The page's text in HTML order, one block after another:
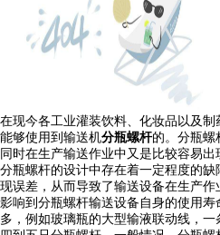
在现今各工业灌装饮料、化妆品以及制
能够使用到输送机分瓶螺杆的。分瓶螺
同时在生产输送作业中又是比较容易出
分瓶螺杆的设计中存在着一定程度的
现误差，从而导致了输送设备在生产
影响到分瓶螺杆输送设备自身的使用
多，例如玻璃瓶的大型输液联动线，